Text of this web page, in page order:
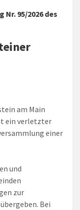
95/2026 des
am Main
ein verletzter
einer
und
zur
Bei